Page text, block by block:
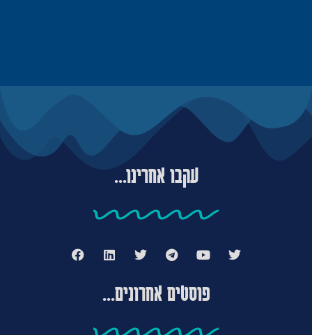
עקבו אחרינו...
פוסטים אחרונים...